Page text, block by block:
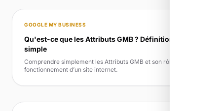
GOOGLE MY BUSINESS
Qu'est-ce que les Attributs GMB ? Définition
simple
Comprendre simplement les Attributs GMB et son rôle dans le
fonctionnement d’un site internet.